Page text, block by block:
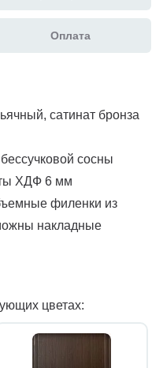
Оплата
сатинат бронза
сосны
ХДФ 6 мм
филенки из
накладные
цветах: